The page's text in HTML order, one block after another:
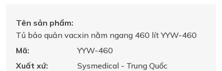
Tên sản phẩm:
Tủ bảo quản vacxin nằm ngang 460 lít YYW-460
Mã:
YYW-460
Xuất xứ:
Sysmedical - Trung Quốc